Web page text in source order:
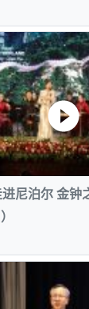
尼泊尔 金钟